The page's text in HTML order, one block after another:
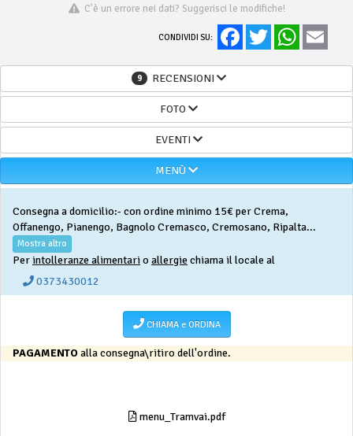
C'è un errore nei dati? Suggerisci le modifiche!
CONDIVIDI SU:
FacebookTwitter WhatsApp
9 RECENSIONI
FOTO
EVENTI
MENÙ
Consegna a domicilio:- con ordine minimo 15€ per Crema,
Offanengo, Pianengo, Bagnolo Cremasco, Cremosano, Ripalta...
Mostra altro
Per intolleranze alimentario allergie chiama il locale al
0373430012
CHIAMA e ORDINA
PAGAMENTOalla consegna\ritiro dell'ordine.
menu_Tramvai.pdf